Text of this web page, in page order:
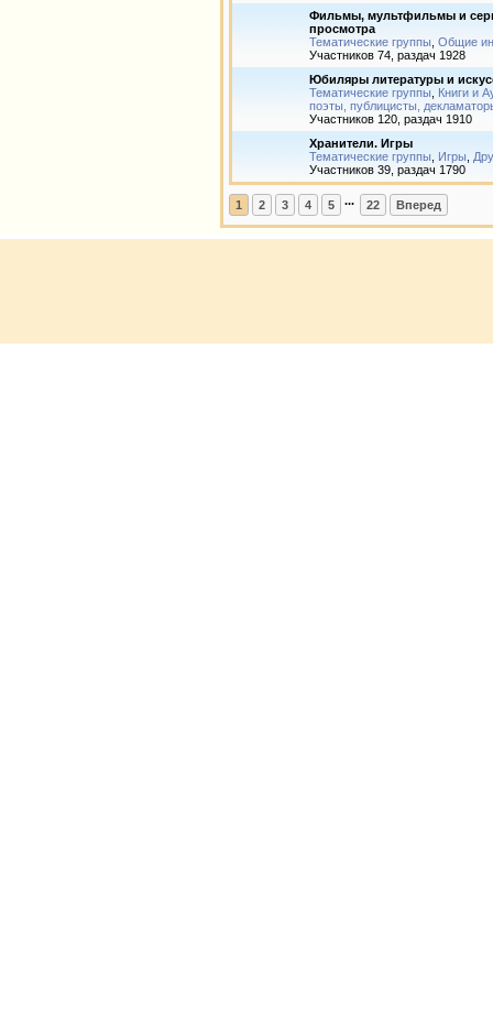
Фильмы, мультфильмы и
просмотра
Тематические группы Общие
Участников 74, раздач 1928
Юбиляры литературы и
Тематические группы
Книги и
поэты, публицисты,
Участников 120, раздач 1910
Хранители. Игры
Тематические группы
Игры
Участников 39, раздач 1790
1 2 3 4 5 ... 22 Вперед